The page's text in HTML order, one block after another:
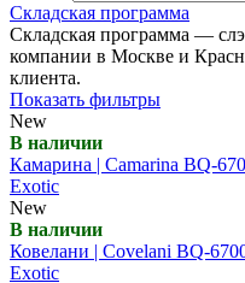
Складская программа
Складская программа —
компании в Москве и
клиента.
Показать фильтры
New
В наличии
Камарина | Camarina BQ-
Exotic
New
В наличии
Ковелани | Covelani BQ-
Exotic